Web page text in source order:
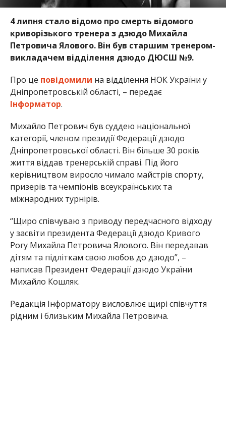
4 липня стало відомо про смерть відомого
криворізького тренера з дзюдо Михайла
Петровича Ялового. Він був старшим тренером-
викладачем відділення дзюдо ДЮСШ №9.
Про це повідомили на відділення НОК України у
Дніпропетровській області, – передає
Інформатор.
Михайло Петрович був суддею національної
категорії, членом президії Федерації дзюдо
Дніпропетровської області. Він більше 30 років
життя віддав тренерській справі. Під його
керівництвом виросло чимало майстрів спорту,
призерів та чемпіонів всеукраїнських та
міжнародних турнірів.
“Щиро співчуваю з приводу передчасного відходу
у засвіти президента Федерації дзюдо Кривого
Рогу Михайла Петровича Ялового. Він передавав
дітям та підліткам свою любов до дзюдо”, –
написав Президент Федерації дзюдо України
Михайло Кошляк.
Редакція Інформатору висловлює щирі співчуття
рідним і близьким Михайла Петровича.